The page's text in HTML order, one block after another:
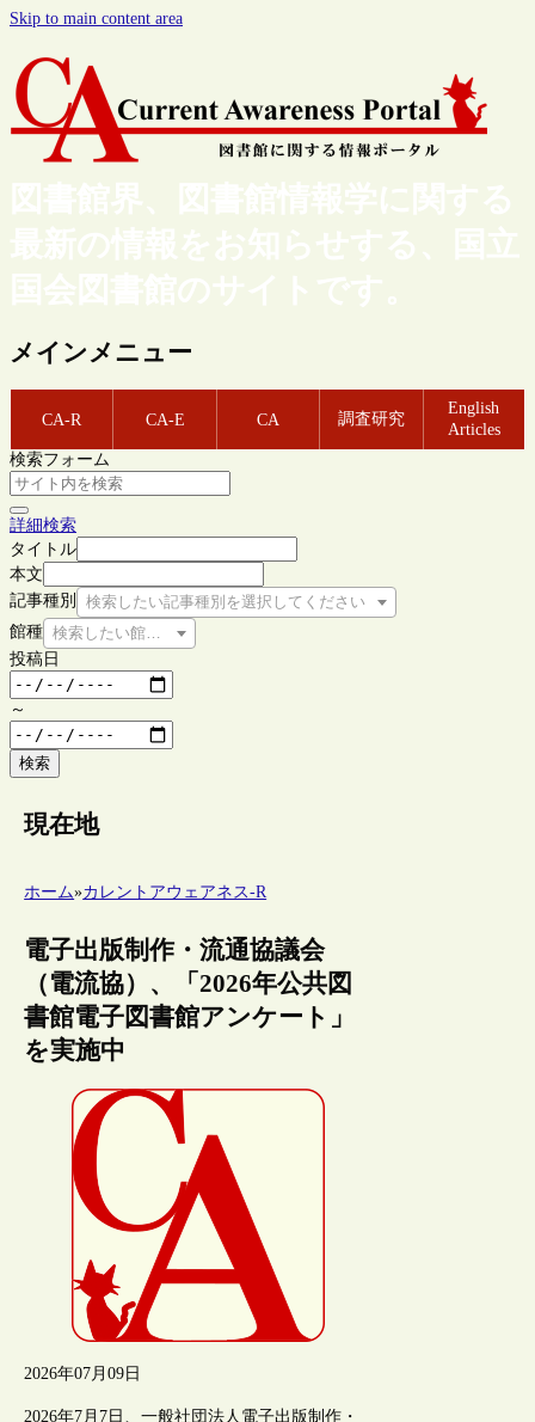
Skip to main content area
図書館界、図書館情報学に関する
最新の情報をお知らせする、国立
国会図書館のサイトです。
メインメニュー
CA-R CA-E CA 調査研究
English
Articles
検索フォーム
詳細検索
タイトル
本文
記事種別
検索したい記事種別を選択してください
館種 検索したい館種を選択してください
投稿日
～
検索
現在地
ホーム»カレントアウェアネス-R
電子出版制作・流通協議会
（電流協）、「2026年公共図
書館電子図書館アンケート」
を実施中
2026年07月09日
2026年7月7日、一般社団法人電子出版制作・